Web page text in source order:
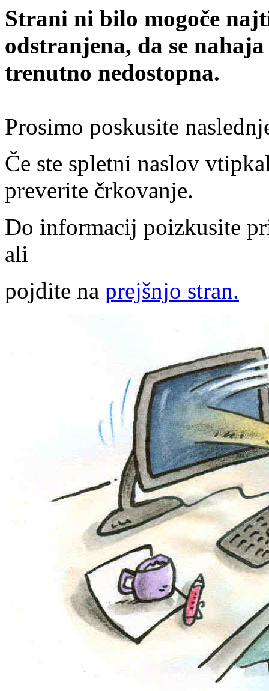
Strani ni bilo mogoče
odstranjena, da se
trenutno nedostopna.
Prosimo poskusite
Če ste spletni naslov
preverite črkovanje.
Do informacij poizkusite
ali
pojdite na prejšnjo stran.